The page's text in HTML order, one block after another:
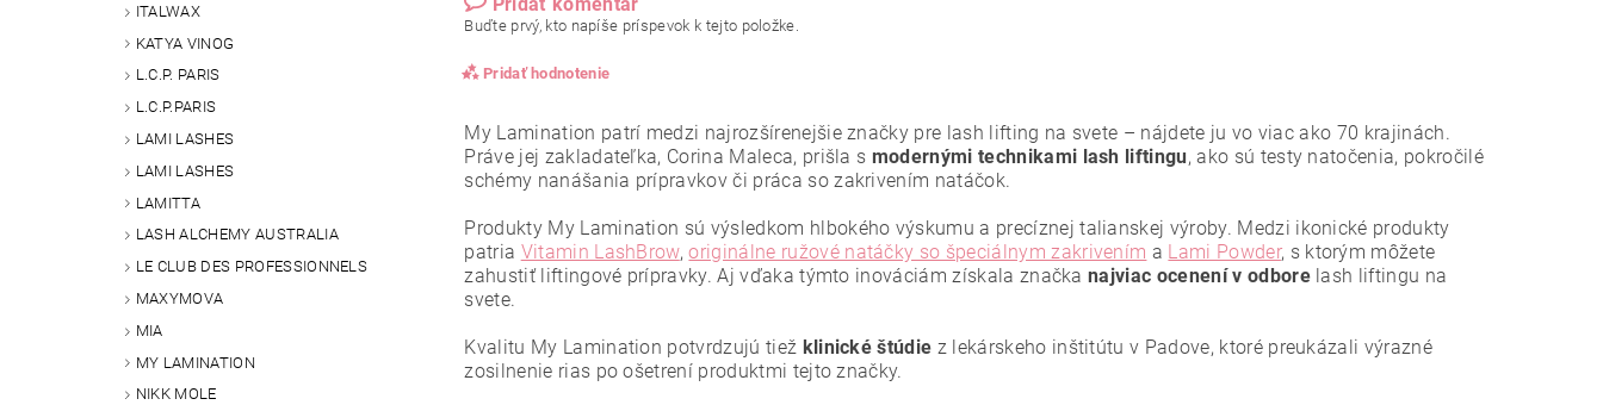
ITALWAX
KATYA VINOG
L.C.P. PARIS
L.C.P.PARIS
LAMI LASHES
LAMI LASHES
LAMITTA
LASH ALCHEMY AUSTRALIA
LE CLUB DES PROFESSIONNELS
MAXYMOVA
MIA
MY LAMINATION
NIKK MOLE
Buďte prvý, kto napíše príspevok k tejto položke.
Pridať hodnotenie
Vložením hodnotenie súhlasíte spodmienkami ochrany osobných údajov
My Lamination patrí medzi najrozšírenejšie značky pre lash lifting na svete – nájdete ju vo viac ako 70 krajinách.
Práve jej zakladateľka, Corina Maleca, prišla s modernými technikami lash liftingu, ako sú testy natočenia, pokročilé
schémy nanášania prípravkov či práca so zakrivením natáčok.
Produkty My Lamination sú výsledkom hlbokého výskumu a precíznej talianskej výroby. Medzi ikonické produkty
patria Vitamin LashBrow,originálne ružové natáčky so špeciálnym zakrivením a Lami Powder, s ktorým môžete
zahustiť liftingové prípravky. Aj vďaka týmto inováciám získala značkanajviac ocenení v odborelash liftingu na
svete.
Kvalitu My Lamination potvrdzujú tiež klinické štúdie z lekárskeho inštitútu v Padove, ktoré preukázali výrazné
zosilnenie rias po ošetrení produktmi tejto značky.